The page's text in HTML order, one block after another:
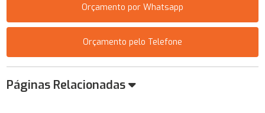
Orçamento por Whatsapp
Orçamento pelo Telefone
Páginas Relacionadas